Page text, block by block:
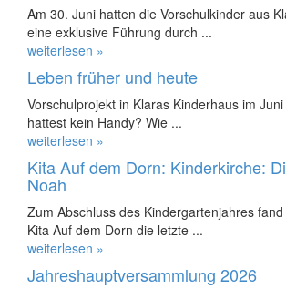
Am 30. Juni hatten die Vorschulkinder aus
eine exklusive Führung durch ...
weiterlesen »
Leben früher und heute
Vorschulprojekt in Klaras Kinderhaus im Juni
hattest kein Handy? Wie ...
weiterlesen »
Kita Auf dem Dorn: Kinderkirche:
Noah
Zum Abschluss des Kindergartenjahres
Kita Auf dem Dorn die letzte ...
weiterlesen »
Jahreshauptversammlung 2026